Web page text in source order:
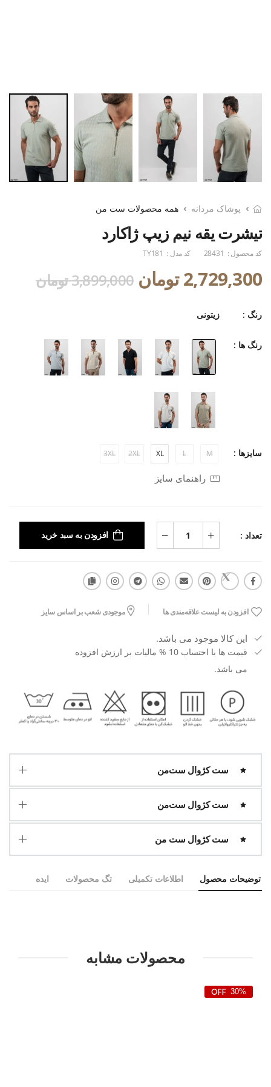
پوشاک مردانه همه محصولات ست من
تیشرت یقه نیم زیپ ژاکارد
کد محصول : 28431 کد مدل : TY181
2,729,300 تومان 3,899,000 تومان
رنگ : زیتونی
رنگ ها :
سایزها : M
L
XL
2XL
3XL
راهنمای سایز
تعداد : افزودن به سبد خرید
افزودن به لیست علاقه‌مندی ها موجودی شعب بر اساس سایز
این کالا موجود می باشد.
قیمت ها با احتساب 10 % مالیات بر ارزش افزوده
می باشد.
ست کژوال ست‌من
ست کژوال ست‌من
ست کژوال ست من
توضیحات محصول اطلاعات تکمیلی تگ محصولات ایده
محصولات مشابه
30%